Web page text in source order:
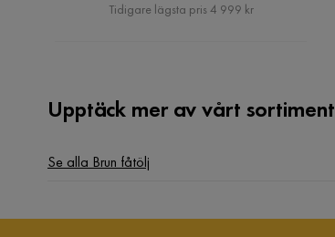
Pris
Tidigare lägsta pris 4 999 kr
Upptäck mer av vårt sortiment
Se alla Brun fåtölj